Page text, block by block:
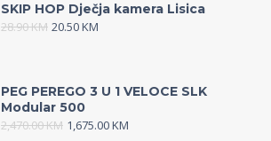
SKIP HOP Dječja kamera Lisica
28.90KM 20.50KM
PEG PEREGO 3 U 1 VELOCE SLK
Modular 500
2,470.00KM 1,675.00KM